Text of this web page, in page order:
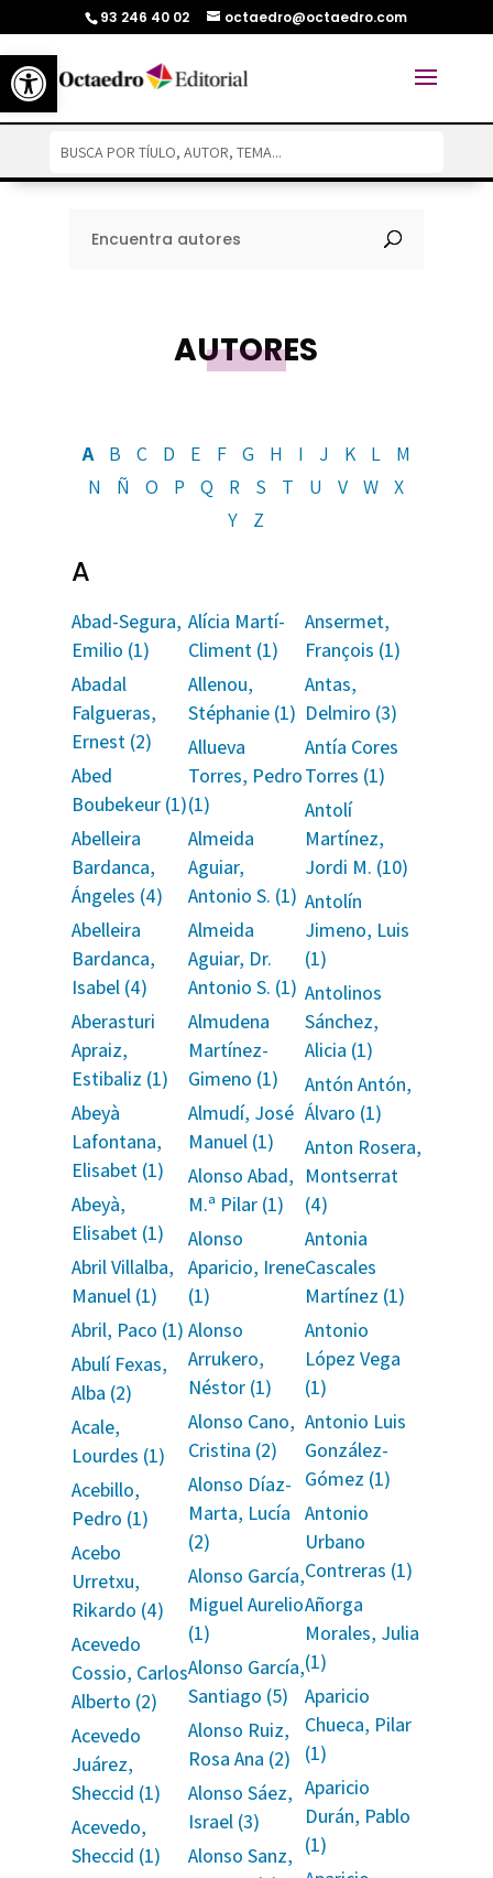
Abrir barra de herramientas
93 246 40 02 octaedro@octaedro.com
Encuentra autores
AUTORES
A B C D E F G H I J K L
M
N
Ñ O P Q R S T U V W
X
Y
Z
A
Abad-Segura,
Emilio (1)
Abadal
Falgueras,
Ernest (2)
Abed
Boubekeur (1)
Abelleira
Bardanca,
Ángeles (4)
Abelleira
Bardanca,
Isabel (4)
Aberasturi
Apraiz,
Estibaliz (1)
Abeyà
Lafontana,
Elisabet (1)
Abeyà,
Elisabet (1)
Abril Villalba,
Manuel (1)
Abril, Paco (1)
Abulí Fexas,
Alba (2)
Acale,
Lourdes (1)
Acebillo,
Pedro (1)
Acebo
Urretxu,
Rikardo (4)
Acevedo
Cossio, Carlos
Alberto (2)
Acevedo
Juárez,
Sheccid (1)
Acevedo,
Sheccid (1)
Alícia Martí-
Climent (1)
Allenou,
Stéphanie (1)
Allueva
Torres, Pedro
(1)
Almeida
Aguiar,
Antonio S. (1)
Almeida
Aguiar, Dr.
Antonio S. (1)
Almudena
Martínez-
Gimeno (1)
Almudí, José
Manuel (1)
Alonso Abad,
M.ª Pilar (1)
Alonso
Aparicio, Irene
(1)
Alonso
Arrukero,
Néstor (1)
Alonso Cano,
Cristina (2)
Alonso Díaz-
Marta, Lucía
(2)
Alonso García,
Miguel Aurelio
(1)
Alonso García,
Santiago (5)
Alonso Ruiz,
Rosa Ana (2)
Alonso Sáez,
Israel (3)
Alonso Sanz,
Ansermet,
François (1)
Antas,
Delmiro (3)
Antía Cores
Torres (1)
Antolí
Martínez,
Jordi M. (10)
Antolín
Jimeno, Luis
(1)
Antolinos
Sánchez,
Alicia (1)
Antón Antón,
Álvaro (1)
Anton Rosera,
Montserrat
(4)
Antonia
Cascales
Martínez (1)
Antonio
López Vega
(1)
Antonio Luis
González-
Gómez (1)
Antonio
Urbano
Contreras (1)
Añorga
Morales, Julia
(1)
Aparicio
Chueca, Pilar
(1)
Aparicio
Durán, Pablo
(1)